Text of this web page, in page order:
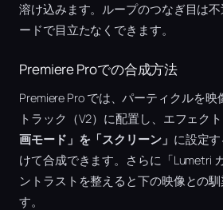
溶け込みます。ループのつなぎ目は
ードで目立たなくできます。
Premiere Proでの合成方法
Premiere Pro では、パーティクルを映
トラック（V2）に配置し、エフェク
画モード」を「スクリーン」 に設定
けて合成できます。さらに「Lumetri
ントラストを整えると下の映像との
す。